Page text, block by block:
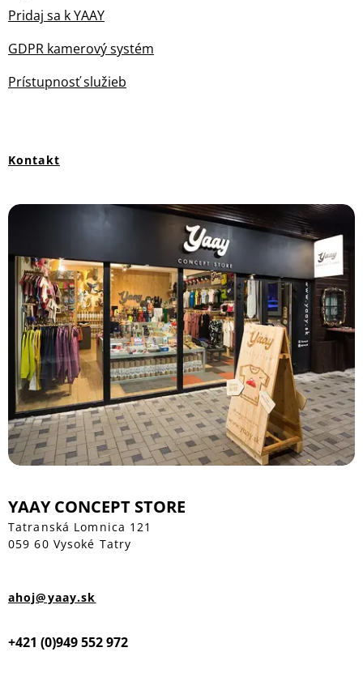
Pridaj sa k YAAY
GDPR kamerový systém
Prístupnosť služieb
Kontakt
YAAY CONCEPT STORE
Tatranská Lomnica 121
059 60 Vysoké Tatry
ahoj@yaay.sk
+421 (0)949 552 972